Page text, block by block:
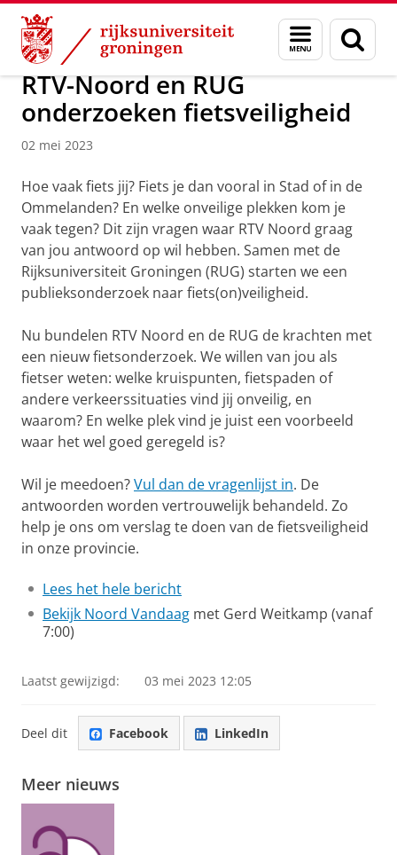
Skip
Content
Skip
Navigation
Menu
en
zoeken
Over ons Actueel Nieuws Nieuwsberichten
RTV-Noord en RUG
onderzoeken fietsveiligheid
02 mei 2023
Hoe vaak fiets jij? Fiets je dan vooral in Stad of in de
Ommelanden? En welke onveilige plekken kom je
vaak tegen? Dit zijn vragen waar RTV Noord graag
van jou antwoord op wil hebben. Samen met de
Rijksuniversiteit Groningen (RUG) starten we een
publieksonderzoek naar fiets(on)veiligheid.
Nu bundelen RTV Noord en de RUG de krachten met
een nieuw fietsonderzoek. We willen van jou als
fietser weten: welke kruispunten, fietspaden of
andere verkeerssituaties vind jij onveilig, en
waarom? En welke plek vind je juist een voorbeeld
waar het wel goed geregeld is?
Wil je meedoen?Vul dan de vragenlijst in. De
antwoorden worden vertrouwelijk behandeld. Zo
help je ons om verslag te doen van de fietsveiligheid
in onze provincie.
Lees het hele bericht
Bekijk Noord Vandaag met Gerd Weitkamp (vanaf
7:00)
Laatst gewijzigd: 03 mei 2023 12:05
Deel dit Facebook LinkedIn
Meer nieuws